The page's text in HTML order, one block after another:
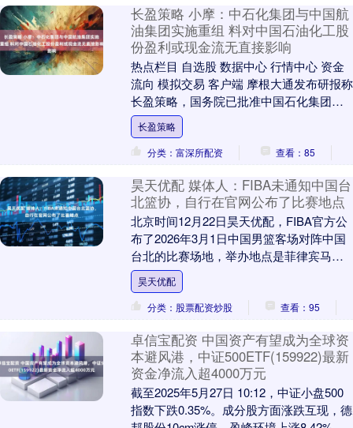
长盈策略 小摩：中石化集团与中国航
油集团实施重组 料对中国石油化工股
份盈利或现金流无直接影响
热点栏目 自选股 数据中心 行情中心 资金
流向 模拟交易 客户端 摩根大通发布研报称
长盈策略，国务院已批准中国石化集团与
中国航空油料集团进行重组，后者持有新
加坡....
长盈策略
分类：富深所配资
查看：85
昊天优配 媒体人：FIBA未通知中国台
北篮协，自行在官网公布了比赛地点
北京时间12月22日昊天优配，FIBA官方公
布了2026年3月1日中国男篮客场对阵中国
台北的比赛场地，举办地点是菲律宾马尼
拉的亚洲购物中心体育馆。对此，媒体
人“....
昊天优配
分类：股票配资炒股
查看：95
卓信宝配资 中国资产有望成为全球资
本避风港，中证500ETF(159922)最新
资金净流入超4000万元
截至2025年5月27日 10:12，中证小盘500
指数下跌0.35%。成分股方面涨跌互现，德